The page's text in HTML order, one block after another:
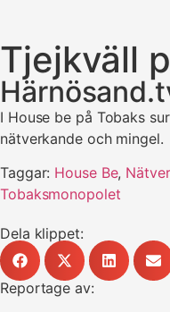
Tjejkväll
I House be på Tobaks
nätverkande och mingel.
Taggar: House Be,
Tobaksmonopolet
Dela klippet:
Reportage av: